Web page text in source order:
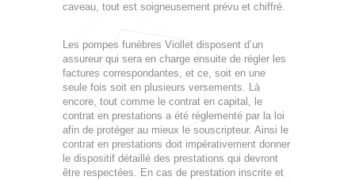
caveau, tout est soigneusement prévu et chiffré.
Les pompes funèbres Viollet disposent d’un
assureur qui sera en charge ensuite de régler les
factures correspondantes, et ce, soit en une
seule fois soit en plusieurs versements. Là
encore, tout comme le contrat en capital, le
contrat en prestations a été réglementé par la loi
afin de protéger au mieux le souscripteur. Ainsi le
contrat en prestations doit impérativement donner
le dispositif détaillé des prestations qui devront
être respectées. En cas de prestation inscrite et